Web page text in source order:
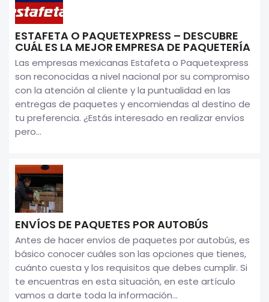
ESTAFETA O PAQUETEXPRESS – DESCUBRE
CUÁL ES LA MEJOR EMPRESA DE PAQUETERÍA
Las empresas mexicanas Estafeta o Paquetexpress
son reconocidas a nivel nacional por su compromiso
con la atención al cliente y la puntualidad en las
entregas de paquetes y encomiendas al destino de
tu preferencia. ¿Estás interesado en realizar envíos
pero...
ENVÍOS DE PAQUETES POR AUTOBÚS
Antes de hacer envíos de paquetes por autobús, es
básico conocer cuáles son las opciones que tienes,
cuánto cuesta y los requisitos que debes cumplir. Si
te encuentras en esta situación, en este artículo
vamos a darte toda la información...